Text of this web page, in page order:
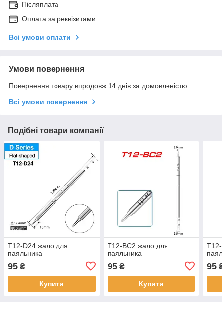
Післяплата
Оплата за реквізитами
Всі умови оплати
Умови повернення
Повернення товару впродовж 14 днів за домовленістю
Всі умови повернення
Подібні товари компанії
T12-D24 жало для
паяльника
95 ₴
Купити
T12-BC2 жало для
паяльника
95₴
Купити
95